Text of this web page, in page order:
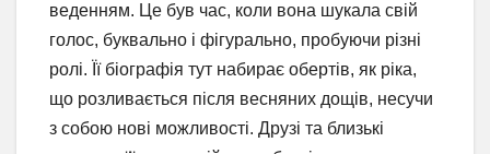
веденням. Це був час, коли вона шукала свій
голос, буквально і фігурально, пробуючи різні
ролі. Її біографія тут набирає обертів, як ріка,
що розливається після весняних дощів, несучи
з собою нові можливості. Друзі та близькі